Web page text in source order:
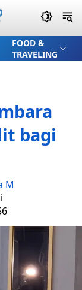
FOOD &
TRAVELING
bagi
M